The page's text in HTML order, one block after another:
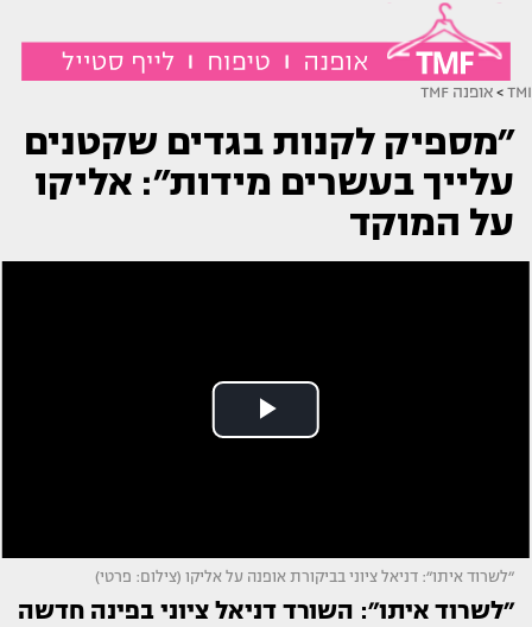
TMI
> אופנה TMF
״מספיק לקנות בגדים שקטנים
עלייך בעשרים מידות״: אליקו
על המוקד
״לשרוד איתו״: דניאל ציוני בביקורת אופנה על אליקו (צילום: פרטי)
״לשרוד איתו״: השורד דניאל ציוני בפינה חדשה